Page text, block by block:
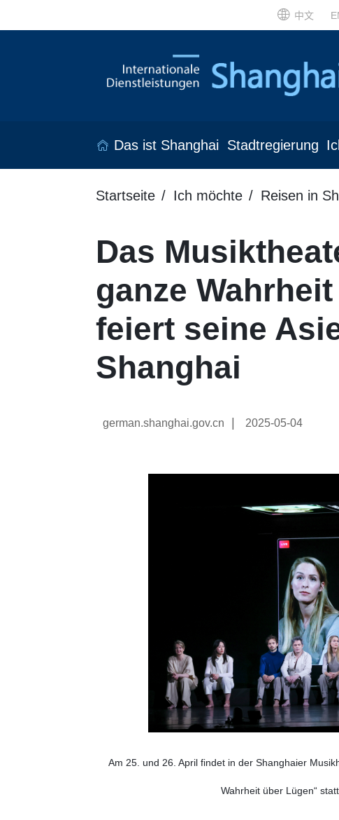
中文
Das ist Shanghai Stadtregierung
Startseite Ich möchte Reisen in
Das
ganze
feiert seine
Shanghai
german.shanghai.gov.cn 2025-05-04
Am 25. und 26. April findet in der Shanghaier
Wahrheit über Lügen“